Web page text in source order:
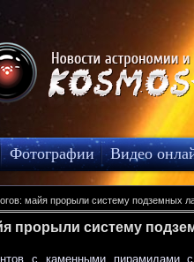
Фотографии Видео
майя прорыли систему подземных
прорыли систему
с каменными